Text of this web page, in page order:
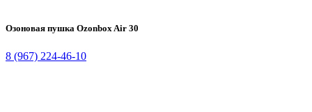
Озоновая пушка Ozonbox Air 30
8 (967) 224-46-10